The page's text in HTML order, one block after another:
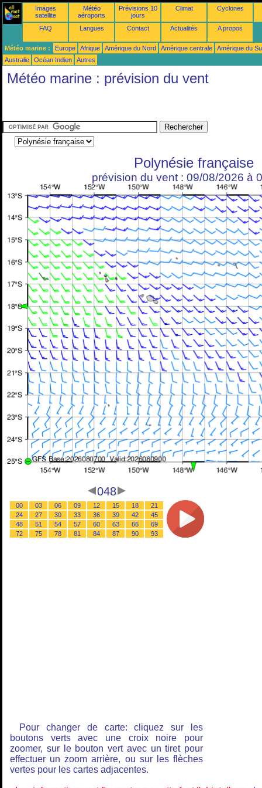
Images
satellite
Météo
aéroports
Prévisions 10
jours
Climat Cyclones
FAQ Langues Contact Actualités A propos
Météo marine : Europe Afrique Amérique du Nord Amérique centrale
Amérique du
Australie
Océan Indien Autres
Météo marine : prévision du vent
Polynésie française
prévision du vent : 09/08/2026 à
048
00 03 06 09 12 15 18
21
24
27 30 33 36 39 42
45
48
51 54 57 60 63 66
69
72
75 78 81 84 87 90 93
Pour changer de carte: cliquez sur les
boutons verts avec une croix noire pour
zoomer, sur le bouton vert avec un tiret pour
effectuer un zoom arrière, ou sur les flèches
vertes pour les cartes adjacentes.